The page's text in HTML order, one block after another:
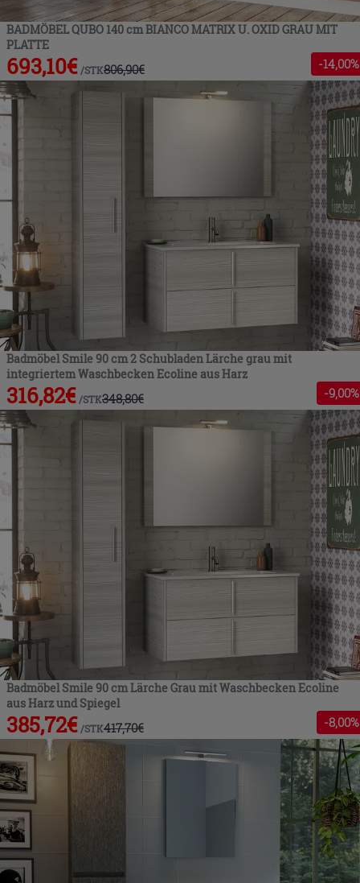
BADMÖBEL QUBO 140 cm BIANCO MATRIX U. OXID GRAU MIT
PLATTE
693,10€ /STK806,90€ -14,00%
Badmöbel Smile 90 cm 2 Schubladen Lärche grau mit
integriertem Waschbecken Ecoline aus Harz
316,82€ /STK348,80€ -9,00%
Badmöbel Smile 90 cm Lärche Grau mit Waschbecken Ecoline
aus Harz und Spiegel
385,72€ /STK417,70€ -8,00%